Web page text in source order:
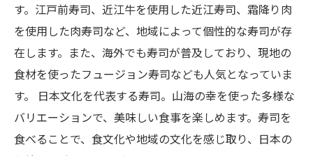
す。江戸前寿司、近江牛を使用した近江寿司、霜降り肉
を使用した肉寿司など、地域によって個性的な寿司が存
在します。また、海外でも寿司が普及しており、現地の
食材を使ったフュージョン寿司なども人気となっていま
す。 日本文化を代表する寿司。山海の幸を使った多様な
バリエーションで、美味しい食事を楽しめます。寿司を
食べることで、食文化や地域の文化を感じ取り、日本の